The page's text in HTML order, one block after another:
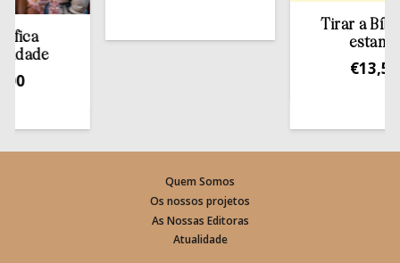
Tirar a Bíblia da
estante
13,50
Quem Somos
Os nossos projetos
As Nossas Editoras
Atualidade